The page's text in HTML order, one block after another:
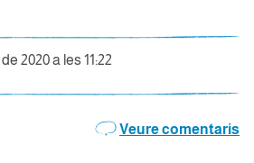
2020 a les 11:22
Veure comentaris